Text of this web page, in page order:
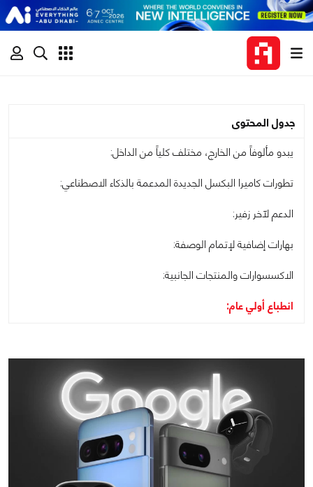
جدول المحتوى
يبدو مألوفاً من الخارج، مختلف كلياً من الداخل:
تطورات كاميرا البكسل الجديدة المدعمة بالذكاء الاصطناعي:
الدعم لآخر زفير:
بهارات إضافية لإتمام الوصفة:
الاكسسوارات والمنتجات الجانبية:
انطباع أولي عام: